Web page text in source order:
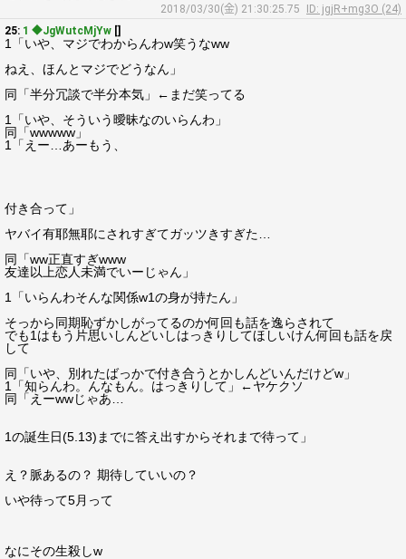
2018/03/30(金) 21:30:25.75
ID: jgjR+mg3O (24)
25: 1 ◆JgWutcMjYw []
1「いや、マジでわからんわw笑うなww
ねえ、ほんとマジでどうなん」
同「半分冗談で半分本気」←まだ笑ってる
1「いや、そういう曖昧なのいらんわ」
同「wwwww」
1「えー…あーもう、
付き合って」
ヤバイ有耶無耶にされすぎてガッツきすぎた…
同「ww正直すぎwww
友達以上恋人未満でいーじゃん」
1「いらんわそんな関係w1の身が持たん」
そっから同期恥ずかしがってるのか何回も話を逸らされて
でも1はもう片思いしんどいしはっきりしてほしいけん何回も話を戻
して
同「いや、別れたばっかで付き合うとかしんどいんだけどw」
1「知らんわ。んなもん。はっきりして」←ヤケクソ
同「えーwwじゃあ…
1の誕生日(5.13)までに答え出すからそれまで待って」
え？脈あるの？ 期待していいの？
いや待って5月って
なにその生殺しw